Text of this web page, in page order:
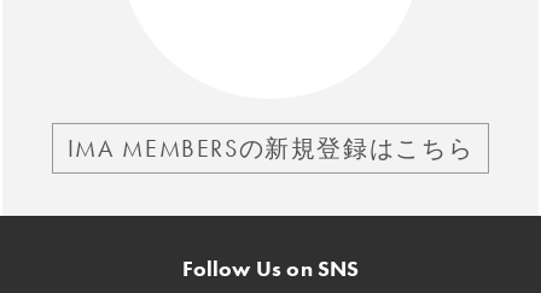
IMA MEMBERSの新規登録はこちら
Follow Us on SNS